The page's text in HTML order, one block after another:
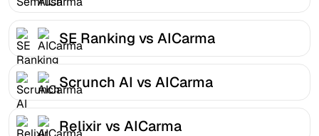
SE Ranking vs AICarma
Scrunch AI vs AICarma
Relixir vs AICarma